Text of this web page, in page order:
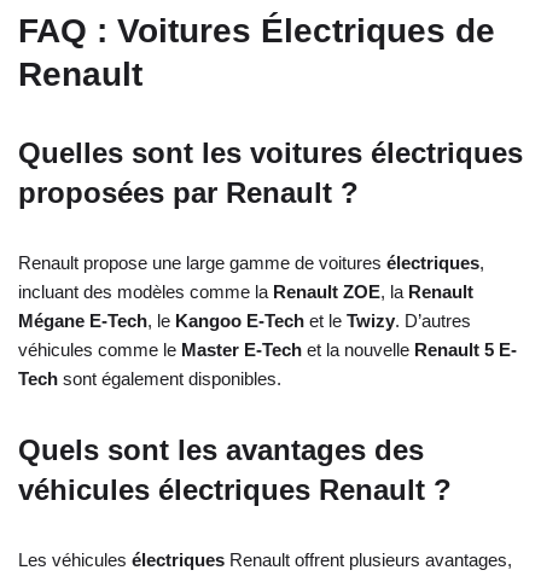
FAQ : Voitures Électriques de
Renault
Quelles sont les voitures électriques
proposées par Renault ?
Renault propose une large gamme de voitures électriques,
incluant des modèles comme la Renault ZOE, la Renault
Mégane E-Tech, le Kangoo E-Tech et le Twizy. D’autres
véhicules comme le Master E-Tech et la nouvelle Renault 5 E-
Tech sont également disponibles.
Quels sont les avantages des
véhicules électriques Renault ?
Les véhicules électriques Renault offrent plusieurs avantages,